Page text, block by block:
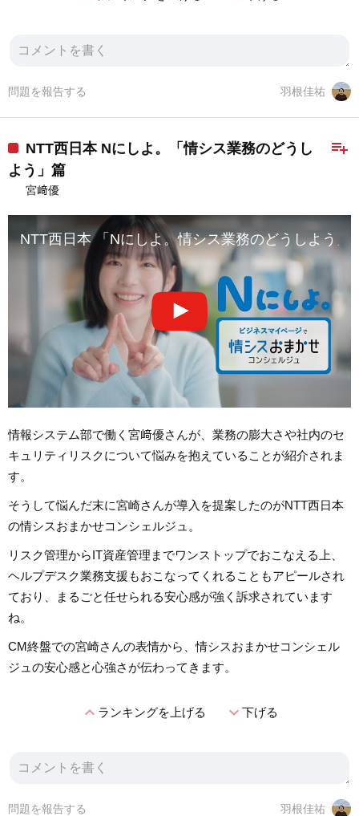
羽根佳祐
問題を報告する
playlist_add
NTT西日本 Nにしよ。「情シス業務のどうし
よう」篇
宮﨑優
NTT西日本 「Nにしよ。情シス業務のどうしよう」
情報システム部で働く宮﨑優さんが、業務の膨大さや社内のセ
キュリティリスクについて悩みを抱えていることが紹介されま
す。
そうして悩んだ末に宮崎さんが導入を提案したのがNTT西日本
の情シスおまかせコンシェルジュ。
リスク管理からIT資産管理までワンストップでおこなえる上、
ヘルプデスク業務支援もおこなってくれることもアピールされ
ており、まるごと任せられる安心感が強く訴求されています
ね。
CM終盤での宮崎さんの表情から、情シスおまかせコンシェル
ジュの安心感と心強さが伝わってきます。
expand_lessランキングを上げる expand_more下げる
羽根佳祐
問題を報告する